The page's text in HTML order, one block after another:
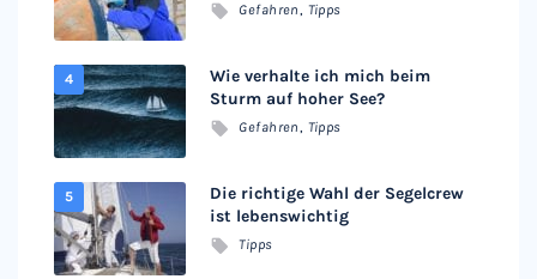
Gefahren, Tipps
Wie verhalte ich mich beim
Sturm auf hoher See?
Gefahren, Tipps
Die richtige Wahl der Segelcrew
ist lebenswichtig
Tipps